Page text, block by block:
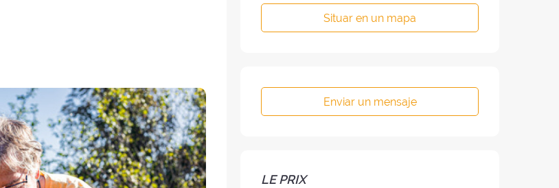
Situar en un mapa
Enviar un mensaje
LE PRIX